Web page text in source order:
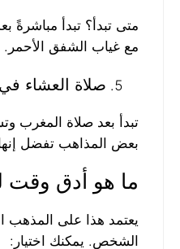
متى تبدأ؟ تبدأ
مع غياب الشفق الأحمر.
صلاة العشاء في
تبدأ بعد صلاة المغرب
بعض المذاهب تفضل
ما هو أدق وقت
يعتمد هذا على المذهب
الشخص. يمكنك اختيار: